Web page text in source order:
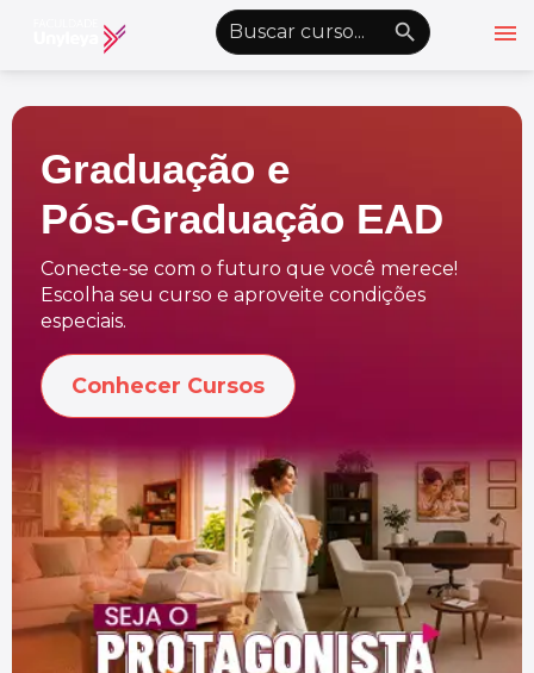
menu
Graduação EAD
Pós-Graduação EAD
Atualização Profissional
Conheça a Unyleyakeyboard_arrow_down
Alianças Acadêmicas
Convênioskeyboard_arrow_down
person Área do Aluno school Quero ser Aluno
Graduação e
Pós-Graduação EAD
Conecte-se com o futuro que você merece!
Escolha seu curso e aproveite condições
especiais.
Conhecer Cursos